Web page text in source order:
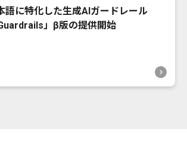
語に特化した生成AIガードレール
Guardrails」β版の提供開始